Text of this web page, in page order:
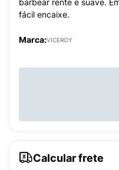
barbear rente e suave.
fácil encaixe.
Marca:VICEROY
Calcular frete